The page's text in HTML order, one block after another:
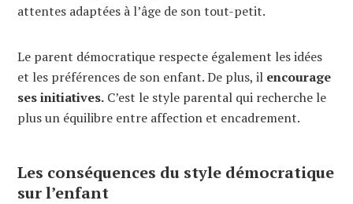
attentes adaptées à l’âge de son tout-petit.
Le parent démocratique respecte également les idées
et les préférences de son enfant. De plus, il encourage
ses initiatives. C’est le style parental qui recherche le
plus un équilibre entre affection et encadrement.
Les conséquences du style démocratique
sur l’enfant